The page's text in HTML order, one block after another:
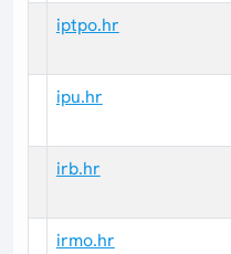
iptpo.hr
ipu.hr
irb.hr
irmo.hr